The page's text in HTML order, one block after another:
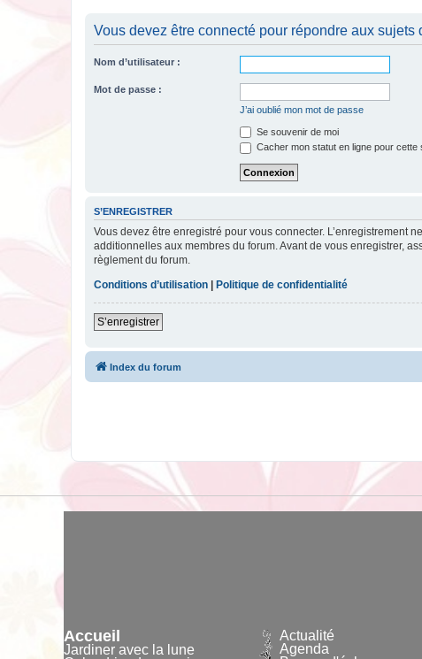
Vous devez être connecté pour répondre aux sujets
Nom d’utilisateur :
Mot de passe :
J’ai oublié mon mot de passe
Se souvenir de moi
Cacher mon statut en ligne pour cette
S’ENREGISTRER
Vous devez être enregistré pour vous connecter. L’enregistrement
additionnelles aux membres du forum. Avant de vous enregistrer,
règlement du forum.
Conditions d’utilisation
Politique de confidentialité
S’enregistrer
Index du forum
Accueil
Jardiner avec la lune
Actualité
Agenda